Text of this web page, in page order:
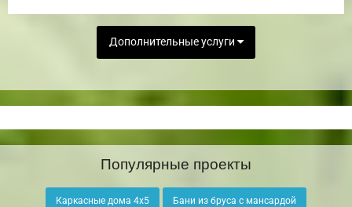
Дополнительные услуги
Популярные проекты
Каркасные дома 4х5 Бани из бруса с мансардой